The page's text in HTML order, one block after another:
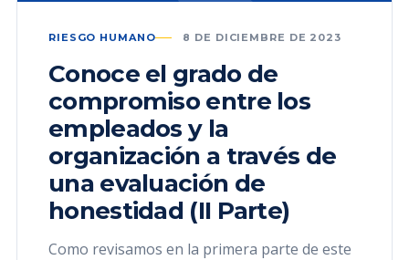
RIESGO HUMANO 8 DE DICIEMBRE DE 2023
Conoce el grado de
compromiso entre los
empleados y la
organización a través de
una evaluación de
honestidad (II Parte)
Como revisamos en la primera parte de este